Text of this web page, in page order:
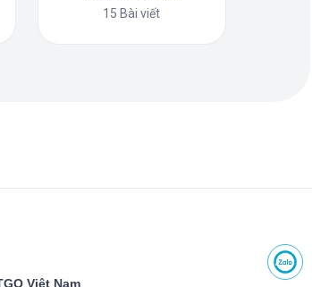
15 Bài viết
Việt Nam